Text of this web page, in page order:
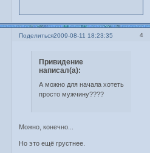
Поделиться 4
2009-08-11 18:23:35
Привидение
написал(а):
А можно для начала хотеть
просто мужчину????
Можно, конечно...
Но это ещё грустнее.